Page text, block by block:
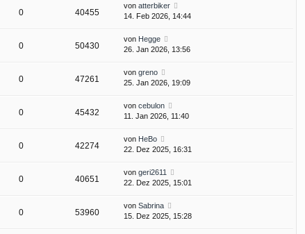
0 40455
von atterbiker
14. Feb 2026, 14:44
0 50430
von Hegge
26. Jan 2026, 13:56
0 47261
von greno
25. Jan 2026, 19:09
0 45432
von cebulon
11. Jan 2026, 11:40
0 42274
von HeBo
22. Dez 2025, 16:31
0 40651
von geri2611
22. Dez 2025, 15:01
0 53960
von Sabrina
15. Dez 2025, 15:28